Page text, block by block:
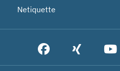
Netiquette